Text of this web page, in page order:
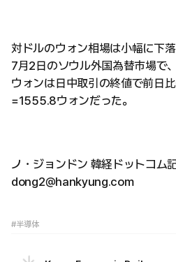
対ドルのウォン相場は小幅に下落
7月2日のソウル外国為替市場で、
ウォンは日中取引の終値で前日
=1555.8ウォンだった。
ノ・ジョンドン 韓経ドットコム
dong2@hankyung.com
#半導体